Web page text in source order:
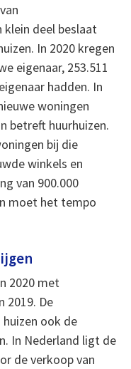
klein deel beslaat
In 2020 kregen
eigenaar, 253.511
hadden. In
woningen
betreft huurhuizen.
bij die
winkels en
van 900.000
moet het tempo
2020 met
2019. De
ook de
In Nederland ligt de
de verkoop van